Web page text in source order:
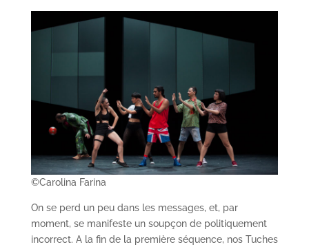
©Carolina Farina
On se perd un peu dans les messages, et, par
moment, se manifeste un soupçon de politiquement
incorrect. A la fin de la première séquence, nos Tuches